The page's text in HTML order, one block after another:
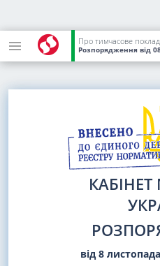
Розпорядження від
КАБІНЕТ
від 8